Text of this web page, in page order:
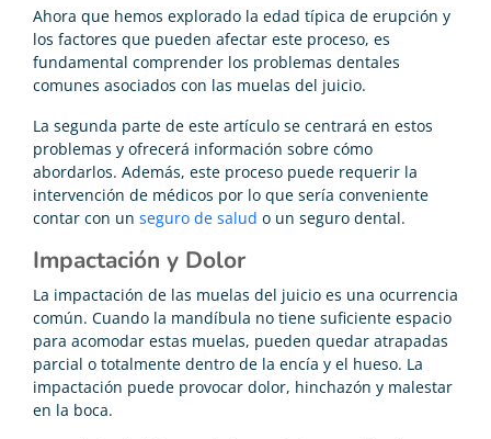
Ahora que hemos explorado la edad típica de erupción y
los factores que pueden afectar este proceso, es
fundamental comprender los problemas dentales
comunes asociados con las muelas del juicio.
La segunda parte de este artículo se centrará en estos
problemas y ofrecerá información sobre cómo
abordarlos. Además, este proceso puede requerir la
intervención de médicos por lo que sería conveniente
contar con un seguro de salud o un seguro dental.
Impactación y Dolor
La impactación de las muelas del juicio es una ocurrencia
común. Cuando la mandíbula no tiene suficiente espacio
para acomodar estas muelas, pueden quedar atrapadas
parcial o totalmente dentro de la encía y el hueso. La
impactación puede provocar dolor, hinchazón y malestar
en la boca.